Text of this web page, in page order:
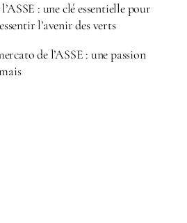
: une clé essentielle pour
l’avenir des verts
de l’ASSE : une passion